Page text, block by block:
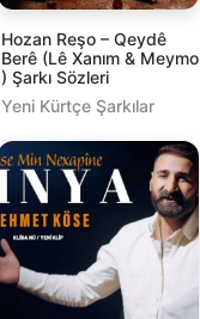
Hozan Reşo – Qeydê
Berê (Lê Xanım & Meymo
) Şarkı Sözleri
Yeni Kürtçe Şarkılar